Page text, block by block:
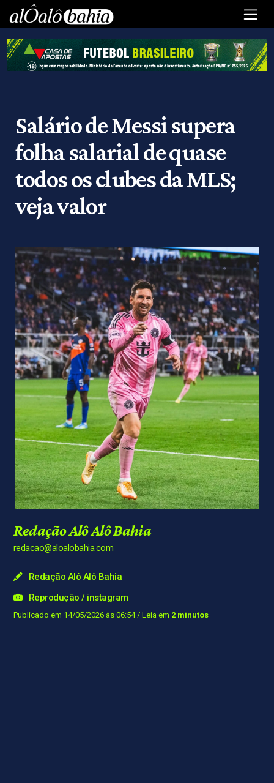
Salário de Messi supera
folha salarial de quase
todos os clubes da MLS;
veja valor
Redação Alô Alô Bahia
redacao@aloalobahia.com
Redação Alô Alô Bahia
Reprodução / instagram
Publicado em 14/05/2026 às 06:54/ Leia em 2 minutos